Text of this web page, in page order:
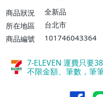
商品狀況
全新品
所在地區
台北市
商品編號
101746043364
7-ELEVEN 運費只要38
不限金額、筆數，筆